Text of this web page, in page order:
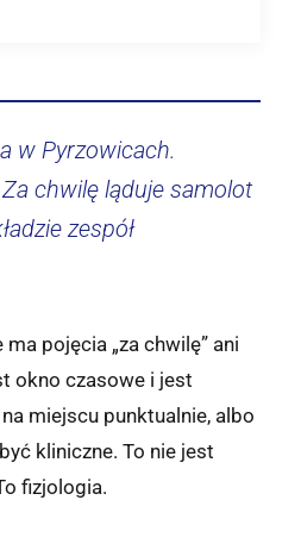
w Pyrzowicach.
chwilę ląduje samolot
zespół
pojęcia „za chwilę” ani
okno czasowe i jest
miejscu punktualnie, albo
kliniczne. To nie jest
fizjologia.